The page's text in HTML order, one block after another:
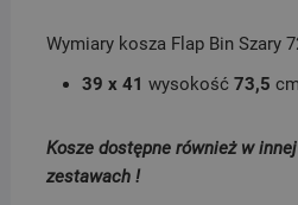
Wymiary kosza Flap Bin Szary
39 x 41 wysokość 73,5 cm
Kosze dostępne również w
zestawach !